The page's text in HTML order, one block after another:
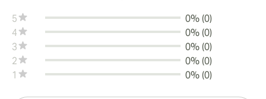
5
0% (0)
4
0% (0)
3
0% (0)
2
0% (0)
1
0% (0)